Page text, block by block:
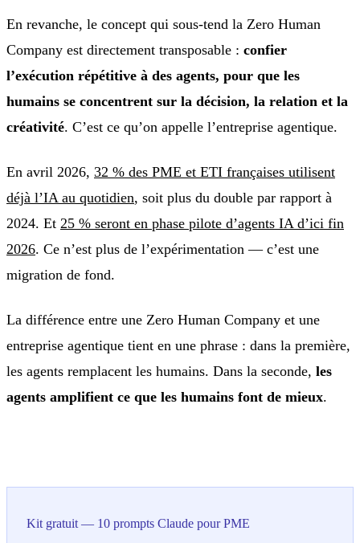
En revanche, le concept qui sous-tend la Zero Human
Company est directement transposable : confier
l’exécution répétitive à des agents, pour que les
humains se concentrent sur la décision, la relation et la
créativité. C’est ce qu’on appelle l’entreprise agentique.
En avril 2026, 32 % des PME et ETI françaises utilisent
déjà l’IA au quotidien, soit plus du double par rapport à
2024. Et 25 % seront en phase pilote d’agents IA d’ici fin
2026. Ce n’est plus de l’expérimentation — c’est une
migration de fond.
La différence entre une Zero Human Company et une
entreprise agentique tient en une phrase : dans la première,
les agents remplacent les humains. Dans la seconde, les
agents amplifient ce que les humains font de mieux.
Kit gratuit — 10 prompts Claude pour PME